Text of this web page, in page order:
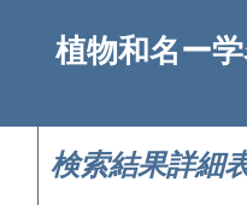
植物和名ー
検索結果詳細